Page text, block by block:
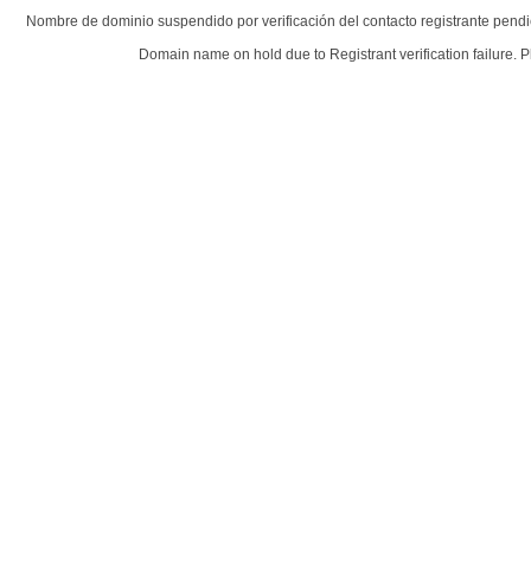
Nombre de dominio suspendido por verificación del contacto registrante
Domain name on hold due to Registrant verification failure.